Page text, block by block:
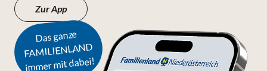
Zur App
Das ganze
FAMILIENLAND
immer mit dabei!